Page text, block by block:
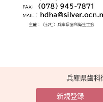
兵庫県歯科
新規登録